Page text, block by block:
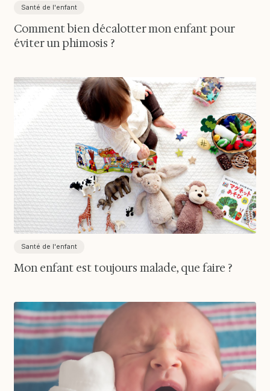
Santé de l'enfant
Comment bien décalotter mon enfant pour
éviter un phimosis ?
Santé de l'enfant
Mon enfant est toujours malade, que faire ?